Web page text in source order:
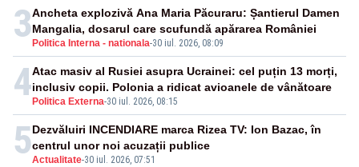
3 Politica Interna - nationala-30 iul. 2026, 08:09
Ancheta explozivă Ana Maria Păcuraru: Șantierul Damen
Mangalia, dosarul care scufundă apărarea României
4 Politica Externa-30 iul. 2026, 08:15
Atac masiv al Rusiei asupra Ucrainei: cel puțin 13 morți,
inclusiv copii. Polonia a ridicat avioanele de vânătoare
5Actualitate-30 iul. 2026, 07:51
Dezvăluiri INCENDIARE marca Rizea TV: Ion Bazac, în
centrul unor noi acuzații publice